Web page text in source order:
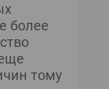
EXCHANGE & OUTLOOK
более
тому